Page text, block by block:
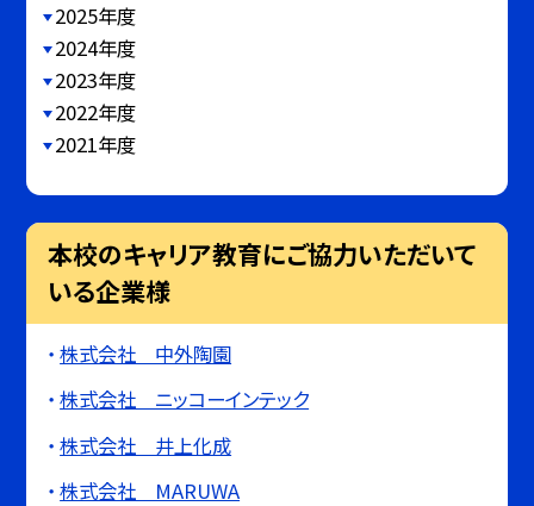
2025年度
2024年度
2023年度
2022年度
2021年度
本校のキャリア教育にご協力いただいて
いる企業様
株式会社 中外陶園
株式会社 ニッコーインテック
株式会社 井上化成
株式会社 MARUWA